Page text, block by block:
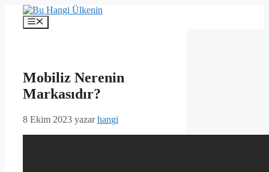
İçeriğe
Menü
Mobiliz Nerenin
Markasıdır?
8 Ekim 2023 yazarhangi